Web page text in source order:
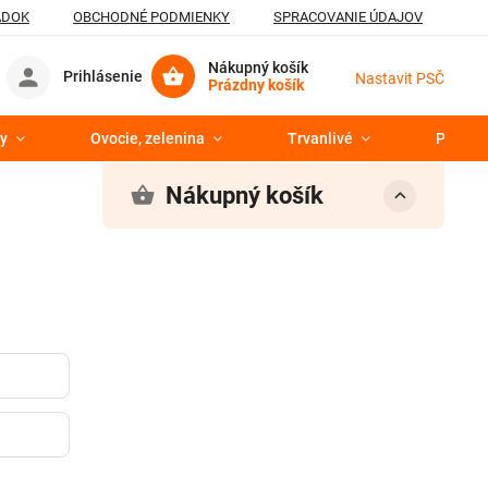
OBCHODNÉ PODMIENKY SPRACOVANIE ÚDAJOV
Nákupný košík
Prázdny košík
Nastavit PSČ
Prihlásenie
Ovocie, zelenina Trvanlivé
Nákupný košík